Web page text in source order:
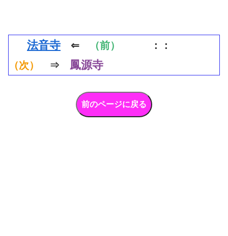
法音寺 ⇐ （前）
：：
（次）
⇒ 鳳源寺